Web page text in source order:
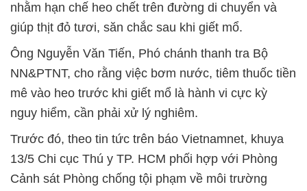
nhằm hạn chế heo chết trên đường di chuyển và
giúp thịt đỏ tươi, săn chắc sau khi giết mổ.
Ông Nguyễn Văn Tiến, Phó chánh thanh tra Bộ
NN&PTNT, cho rằng việc bơm nước, tiêm thuốc tiền
mê vào heo trước khi giết mổ là hành vi cực kỳ
nguy hiểm, cần phải xử lý nghiêm.
Trước đó, theo tin tức trên báo Vietnamnet, khuya
13/5 Chi cục Thú y TP. HCM phối hợp với Phòng
Cảnh sát Phòng chống tội phạm về môi trường